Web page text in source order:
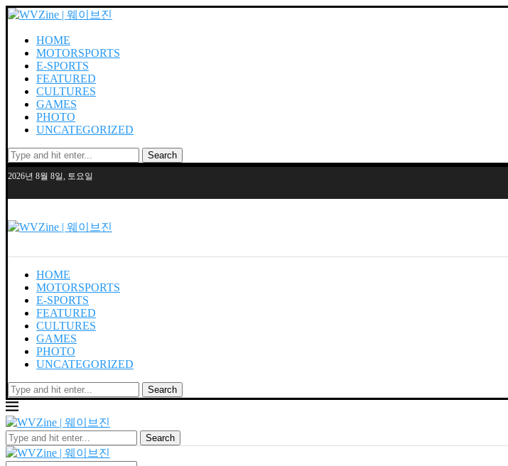
HOME
MOTORSPORTS
E-SPORTS
FEATURED
CULTURES
GAMES
PHOTO
UNCATEGORIZED
Search
2026년 8월 8일, 토요일
HOME
MOTORSPORTS
E-SPORTS
FEATURED
CULTURES
GAMES
PHOTO
UNCATEGORIZED
Search
Search